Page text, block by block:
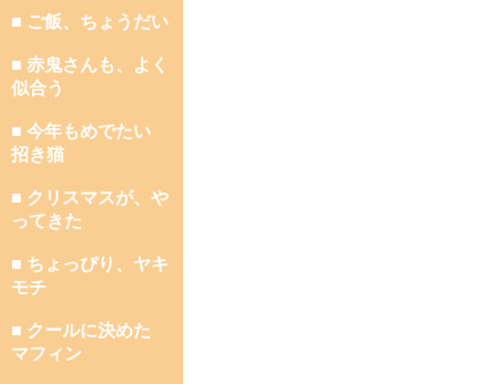
■ ご飯、ちょうだい
■ 赤鬼さんも、よく
似合う
■ 今年もめでたい
招き猫
■ クリスマスが、や
ってきた
■ ちょっぴり、ヤキ
モチ
■ クールに決めた
マフィン